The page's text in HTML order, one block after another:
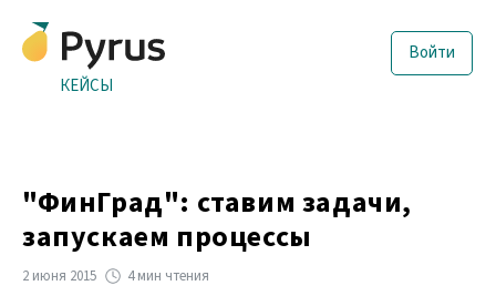
КЕЙСЫ
Войти
"ФинГрад": ставим задачи,
запускаем процессы
2 июня 2015 4 мин чтения